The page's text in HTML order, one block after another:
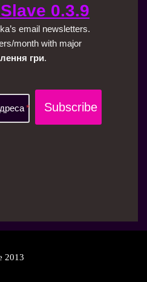
0.3.9
email newsletters.
month with major
гри.
2013